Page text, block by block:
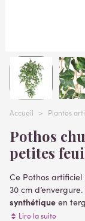
Accueil > Plantes
Pothos chute artificiel panaché
petites
Ce Pothos artificiel
30 cm
synthétique en
de polyéthylène
Lire la suite